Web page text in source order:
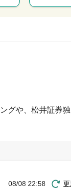
グや、松井証券